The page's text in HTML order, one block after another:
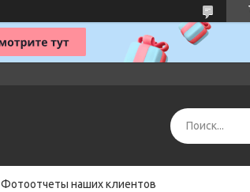
Фотоотчеты наших клиентов